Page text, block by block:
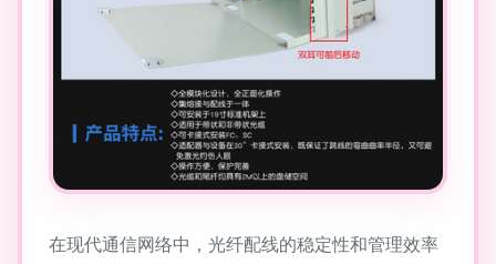
在现代通信网络中，光纤配线的稳定性和管理效率